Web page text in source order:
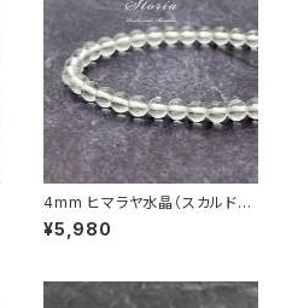
4mm ヒマラヤ水晶（スカルドゥ
産）ブレスレット
¥5,980